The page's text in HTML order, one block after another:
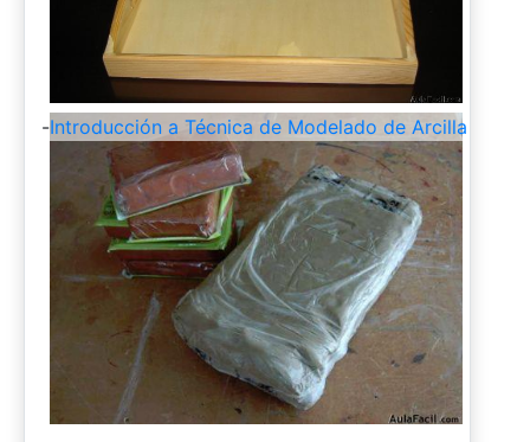
-Introducción a Técnica de Modelado de Arcilla